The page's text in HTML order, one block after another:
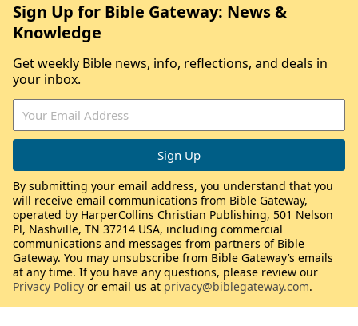
Sign Up for Bible Gateway: News &
Knowledge
Get weekly Bible news, info, reflections, and deals in
your inbox.
By submitting your email address, you understand that you
will receive email communications from Bible Gateway,
operated by HarperCollins Christian Publishing, 501 Nelson
Pl, Nashville, TN 37214 USA, including commercial
communications and messages from partners of Bible
Gateway. You may unsubscribe from Bible Gateway’s emails
at any time. If you have any questions, please review our
Privacy Policy or email us at privacy@biblegateway.com.